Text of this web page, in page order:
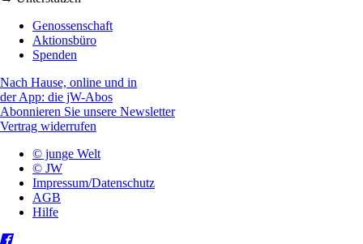
Genossenschaft
Aktionsbüro
Spenden
Nach Hause, online und in
der App: die jW-Abos
Abonnieren Sie unsere Newsletter
Vertrag widerrufen
© junge Welt
© JW
Impressum/Datenschutz
AGB
Hilfe